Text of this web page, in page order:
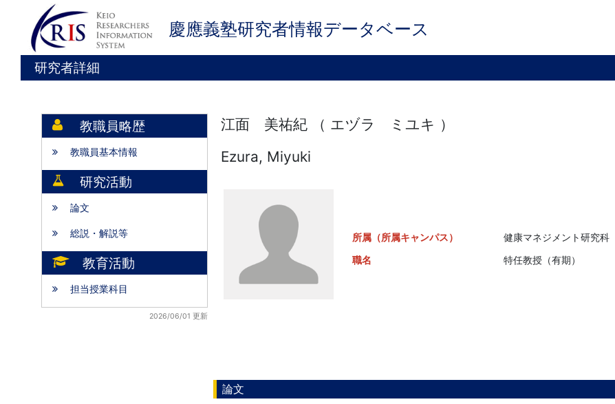
慶應義塾研究者情報データベース
研究者詳細
教職員略歴
教職員基本情報
研究活動
論文
総説・解説等
教育活動
担当授業科目
2026/06/01 更新
江面 美祐紀 （ エヅラ ミユキ ）
Ezura, Miyuki
所属（所属キャンパス）
健康マネジメント研究科
職名
特任教授（有期）
論文